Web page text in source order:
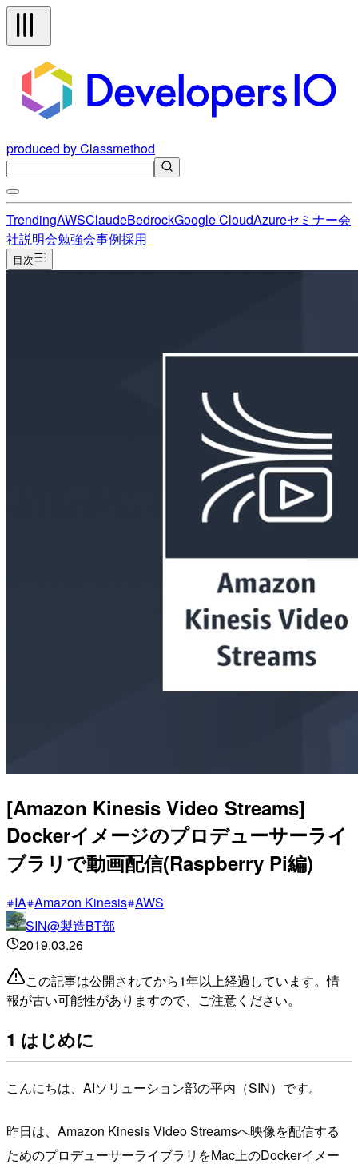
produced by Classmethod
TrendingAWSClaudeBedrockGoogle CloudAzureセミナー会
社説明会勉強会事例採用
目次
[Amazon Kinesis Video Streams]
Dockerイメージのプロデューサーライ
ブラリで動画配信(Raspberry Pi編)
IA Amazon Kinesis AWS
SIN@製造BT部
2019.03.26
この記事は公開されてから1年以上経過しています。情
報が古い可能性がありますので、ご注意ください。
1 はじめに
こんにちは、AIソリューション部の平内（SIN）です。
昨日は、Amazon Kinesis Video Streamsへ映像を配信する
ためのプロデューサーライブラリをMac上のDockerイメー